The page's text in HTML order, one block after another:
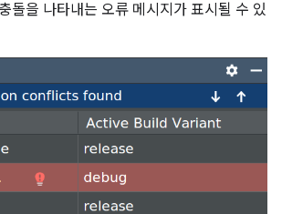
돌을 나타내는 오류 메시지가 표시될 수 있